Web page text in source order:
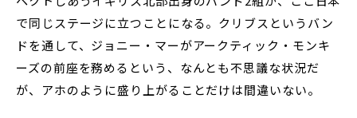
で同じステージに立つことになる。クリブスというバン
ドを通して、ジョニー・マーがアークティック・モンキ
ーズの前座を務めるという、なんとも不思議な状況だ
が、アホのように盛り上がることだけは間違いない。